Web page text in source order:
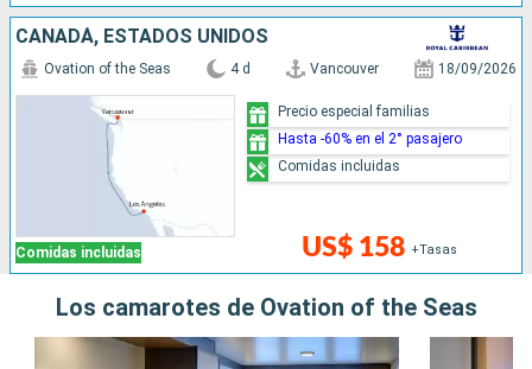
CANADÁ, ESTADOS UNIDOS
Comidas incluidas
Ovation of the Seas 4 d Vancouver 18/09/2026
US$ 158 +Tasas
Precio especial familias
Hasta -60% en el 2° pasajero
Comidas incluidas
Los camarotes de Ovation of the Seas